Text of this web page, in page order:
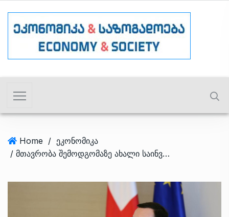
Home / ეკონომიკა
/ მთავრობა შემოდგომაზე ახალი საინვესტიციო კანონმდებლობის ინიცირებას გეგმავს